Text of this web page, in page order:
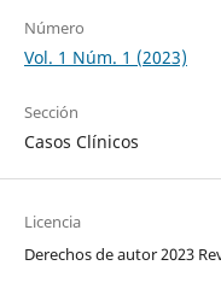
Número
Vol. 1 Núm. 1 (2023)
Sección
Casos Clínicos
Licencia
Derechos de autor 2023